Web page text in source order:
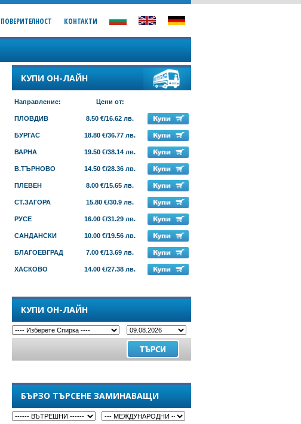
ПОВЕРИТЕЛНОСТ КОНТАКТИ
КУПИ ОН-ЛАЙН
Направление: Цени от:
ПЛОВДИВ 8.50 €/16.62 лв.
БУРГАС 18.80 €/36.77 лв.
ВАРНА 19.50 €/38.14 лв.
В.ТЪРНОВО 14.50 €/28.36 лв.
ПЛЕВЕН 8.00 €/15.65 лв.
СТ.ЗАГОРА 15.80 €/30.9 лв.
РУСЕ 16.00 €/31.29 лв.
САНДАНСКИ 10.00 €/19.56 лв.
БЛАГОЕВГРАД 7.00 €/13.69 лв.
ХАСКОВО 14.00 €/27.38 лв.
КУПИ ОН-ЛАЙН
БЪРЗО ТЪРСЕНЕ ЗАМИНАВАЩИ